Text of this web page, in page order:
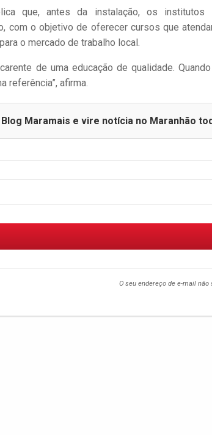
que, antes da instalação, os
com o objetivo de oferecer cursos que
o mercado de trabalho local.
de uma educação de qualidade.
referência”, afirma.
Maramais e vire notícia no Maranhão
O seu endereço de e-mail não